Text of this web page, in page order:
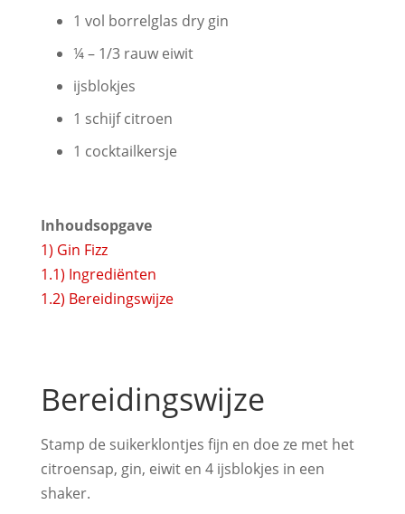
1 vol borrelglas dry gin
¼ – 1/3 rauw eiwit
ijsblokjes
1 schijf citroen
1 cocktailkersje
Inhoudsopgave
1) Gin Fizz
1.1) Ingrediënten
1.2) Bereidingswijze
Bereidingswijze
Stamp de suikerklontjes fijn en doe ze met het
citroensap, gin, eiwit en 4 ijsblokjes in een
shaker.